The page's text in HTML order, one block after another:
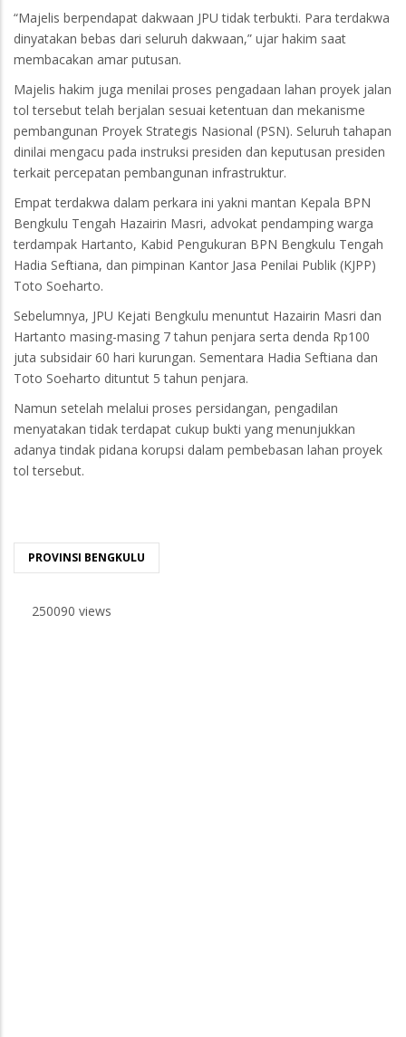
“Majelis berpendapat dakwaan JPU tidak terbukti. Para terdakwa
dinyatakan bebas dari seluruh dakwaan,” ujar hakim saat
membacakan amar putusan.
Majelis hakim juga menilai proses pengadaan lahan proyek jalan
tol tersebut telah berjalan sesuai ketentuan dan mekanisme
pembangunan Proyek Strategis Nasional (PSN). Seluruh tahapan
dinilai mengacu pada instruksi presiden dan keputusan presiden
terkait percepatan pembangunan infrastruktur.
Empat terdakwa dalam perkara ini yakni mantan Kepala BPN
Bengkulu Tengah Hazairin Masri, advokat pendamping warga
terdampak Hartanto, Kabid Pengukuran BPN Bengkulu Tengah
Hadia Seftiana, dan pimpinan Kantor Jasa Penilai Publik (KJPP)
Toto Soeharto.
Sebelumnya, JPU Kejati Bengkulu menuntut Hazairin Masri dan
Hartanto masing-masing 7 tahun penjara serta denda Rp100
juta subsidair 60 hari kurungan. Sementara Hadia Seftiana dan
Toto Soeharto dituntut 5 tahun penjara.
Namun setelah melalui proses persidangan, pengadilan
menyatakan tidak terdapat cukup bukti yang menunjukkan
adanya tindak pidana korupsi dalam pembebasan lahan proyek
tol tersebut.
PROVINSI BENGKULU
250090 views